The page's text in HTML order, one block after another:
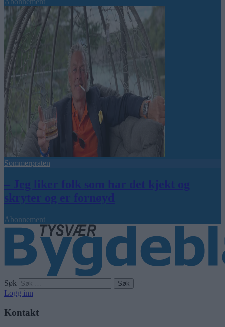
Sommerpraten
– Jeg liker folk som har det kjekt og
skryter og er fornøyd
Abonnement
Søk
Logg inn
Kontakt